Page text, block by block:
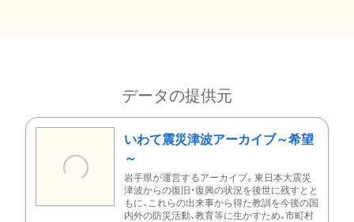
データの提供元
いわて震災津波アーカイブ～希望
～
岩手県が運営するアーカイブ。東日本大震災
津波からの復旧・復興の状況を後世に残すとと
もに、これらの出来事から得た教訓を今後の国
内外の防災活動、教育等に生かすため、市町村